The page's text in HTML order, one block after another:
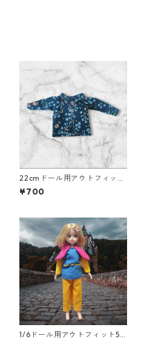
22cmドール用アウトフィッ
ト 襟付き長そでシャツ 青×
花柄 カジュアル リアルク
¥700
1/6ドール用アウトフィット5